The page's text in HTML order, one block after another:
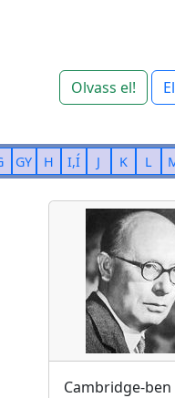
Olvass el!
GY H I,Í J K L
Cambridge-